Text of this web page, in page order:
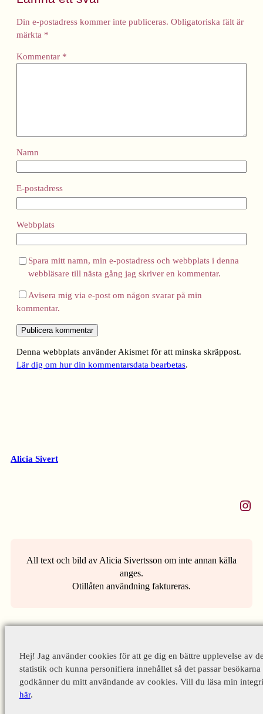
Din e-postadress kommer inte publiceras. Obligatoriska fält är
märkta *
Kommentar *
Namn
E-postadress
Webbplats
Spara mitt namn, min e-postadress och webbplats i denna
webbläsare till nästa gång jag skriver en kommentar.
Avisera mig via e-post om någon svarar på min
kommentar.
Denna webbplats använder Akismet för att minska skräppost.
Lär dig om hur din kommentarsdata bearbetas.
Alicia Sivert
Instagram
All text och bild av Alicia Sivertsson om inte annan källa
anges.
Otillåten användning faktureras.
Hej! Jag använder cookies för att ge dig en bättre upplevelse av
statistik och kunna personifiera innehållet så det passar
godkänner du mitt användande av cookies. Vill du läsa min
här.